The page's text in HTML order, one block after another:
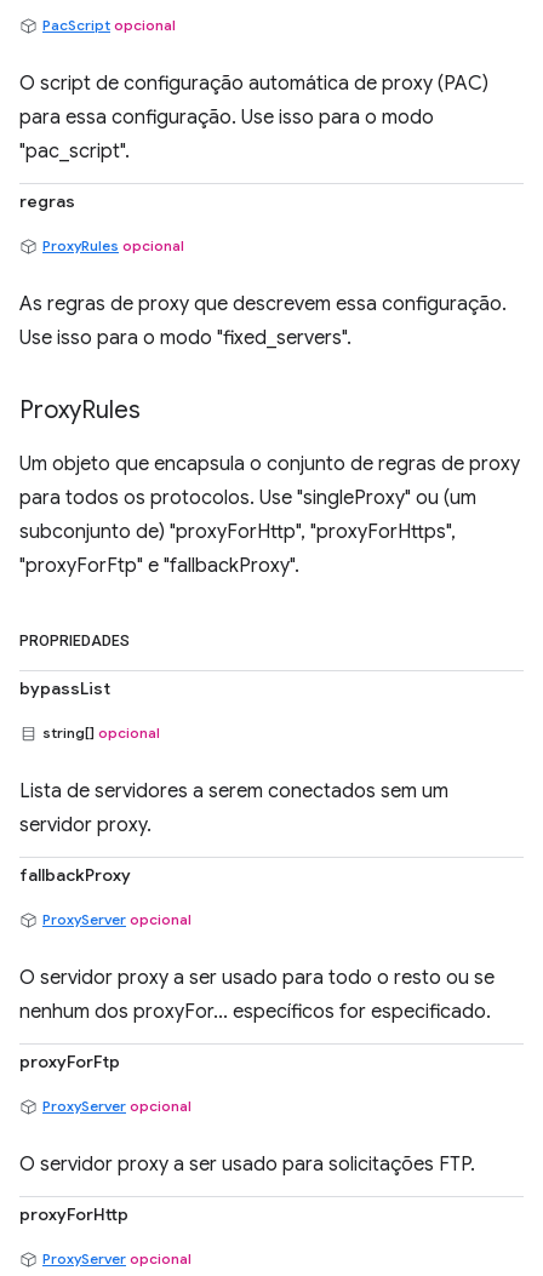
PacScript opcional
O script de configuração automática de proxy (PAC)
para essa configuração. Use isso para o modo
"pac_script".
regras
ProxyRules opcional
As regras de proxy que descrevem essa configuração.
Use isso para o modo "fixed_servers".
ProxyRules
Um objeto que encapsula o conjunto de regras de proxy
para todos os protocolos. Use "singleProxy" ou (um
subconjunto de) "proxyForHttp", "proxyForHttps",
"proxyForFtp" e "fallbackProxy".
PROPRIEDADES
bypassList
string[] opcional
Lista de servidores a serem conectados sem um
servidor proxy.
fallbackProxy
ProxyServer opcional
O servidor proxy a ser usado para todo o resto ou se
nenhum dos proxyFor... específicos for especificado.
proxyForFtp
ProxyServer opcional
O servidor proxy a ser usado para solicitações FTP.
proxyForHttp
ProxyServer opcional